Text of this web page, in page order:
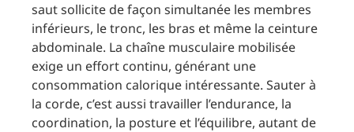
saut sollicite de façon simultanée les membres
inférieurs, le tronc, les bras et même la ceinture
abdominale. La chaîne musculaire mobilisée
exige un effort continu, générant une
consommation calorique intéressante. Sauter à
la corde, c’est aussi travailler l’endurance, la
coordination, la posture et l’équilibre, autant de